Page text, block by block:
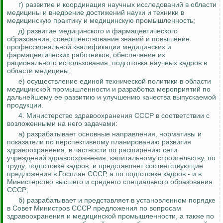
г) развитие и координация научных исследований в области
медицины и внедрение достижений науки и техники в
медицинскую практику и медицинскую промышленность;
д) развитие медицинского и фармацевтического
образования, совершенствование знаний и повышение
профессиональной квалификации медицинских и
фармацевтических работников, обеспечение их
рационального использования; подготовка научных кадров в
области медицины;
е) осуществление единой технической политики в области
медицинской промышленности и разработка мероприятий по
дальнейшему ее развитию и улучшению качества выпускаемой
продукции.
4. Министерство здравоохранения СССР в соответствии с
возложенными на него задачами:
а) разрабатывает основные направления, нормативы и
показатели по перспективному планированию развития
здравоохранения, в частности по расширению сети
учреждений здравоохранения, капитальному строительству, по
труду, подготовке кадров, и представляет соответствующие
предложения в Госплан СССР, а по подготовке кадров - и в
Министерство высшего и среднего специального образования
СССР;
б) разрабатывает и представляет в установленном порядке
в Совет Министров СССР предложения по вопросам
здравоохранения и медицинской промышленности, а также по